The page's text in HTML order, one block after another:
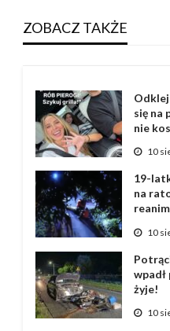
ZOBACZ TAKŻE
się na
nie
10
19-
na
10
żyje!
10